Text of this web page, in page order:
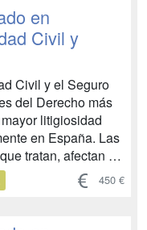
Registro
se hará de forma
en
Civil y
Civil y el Seguro
del Derecho más
litigiosidad
en España. Las
tratan, afectan a
existentes,
casuística y
450 €